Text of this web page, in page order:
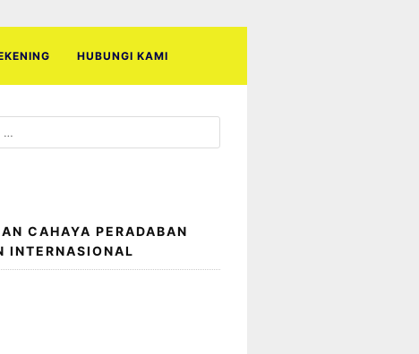
HUBUNGI KAMI
CAHAYA PERADABAN
INTERNASIONAL